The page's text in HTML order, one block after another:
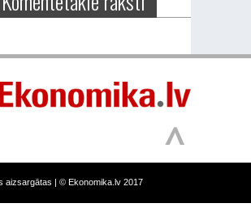
aizsargātas | © Ekonomika.lv 2017